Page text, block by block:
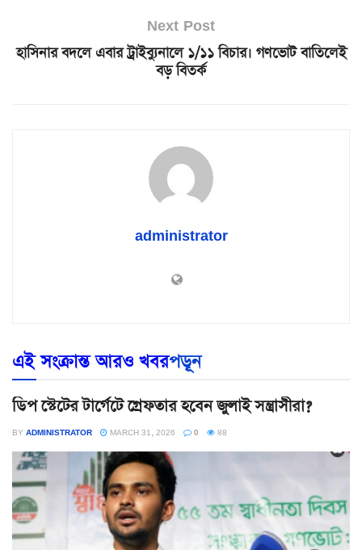
Next Post
হাসিনার বদলে এবার ট্রাইব্যুনালে ১/১১ বিচার। গণভোট বাতিলেই
বড় বিতর্ক
administrator
এই সংক্রান্ত আরও খবরপড়ূন
ডিপ স্টেটের টার্গেটে গ্রেফতার হবেন জুলাই সন্ত্রাসীরা?
BY ADMINISTRATOR MARCH 31, 2026 0 88